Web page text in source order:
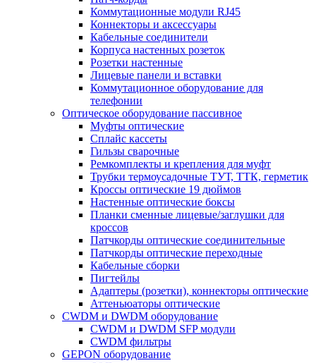
Коммутационные модули RJ45
Коннекторы и аксессуары
Кабельные соединители
Корпуса настенных розеток
Розетки настенные
Лицевые панели и вставки
Коммутационное оборудование для
телефонии
Оптическое оборудование пассивное
Муфты оптические
Сплайс кассеты
Гильзы сварочные
Ремкомплекты и крепления для муфт
Трубки термоусадочные ТУТ, ТТК, герметик
Кроссы оптические 19 дюймов
Настенные оптические боксы
Планки сменные лицевые/заглушки для
кроссов
Патчкорды оптические соединительные
Патчкорды оптические переходные
Кабельные сборки
Пигтейлы
Адаптеры (розетки), коннекторы оптические
Аттеньюаторы оптические
CWDM и DWDM оборудование
CWDM и DWDM SFP модули
CWDM фильтры
GEPON оборудование